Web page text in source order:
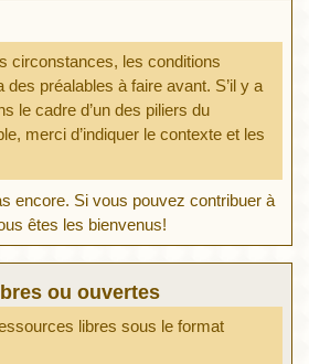
circonstances, les conditions
des préalables à faire avant. S’il y a
le cadre d’un des piliers du
merci d’indiquer le contexte et les
encore. Si vous pouvez contribuer à
êtes les bienvenus!
ou ouvertes
libres sous le format